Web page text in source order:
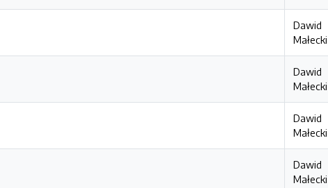
Dawid
Małecki
Dawid
Małecki
Dawid
Małecki
Dawid
Małecki